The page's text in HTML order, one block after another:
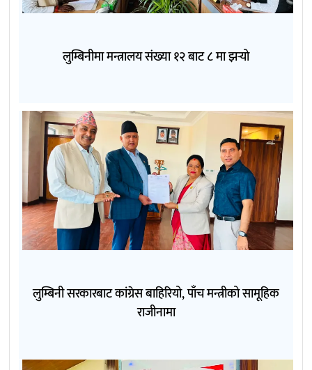
लुम्बिनीमा मन्त्रालय संख्या १२ बाट ८ मा झर्‍यो
लुम्बिनी सरकारबाट कांग्रेस बाहिरियो, पाँच मन्त्रीको सामूहिक
राजीनामा